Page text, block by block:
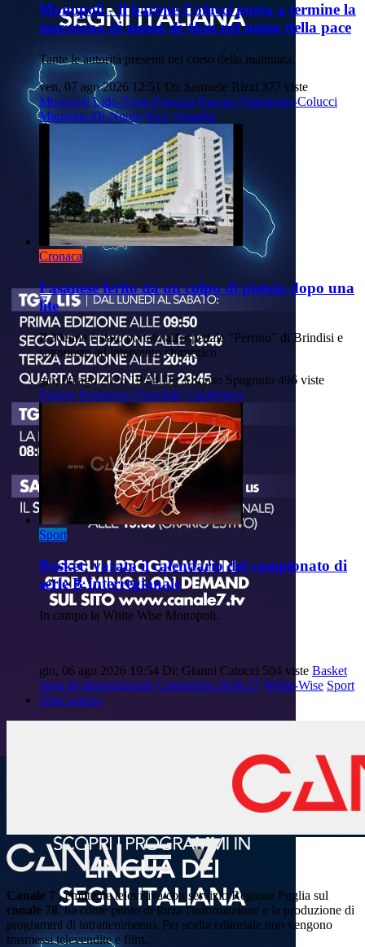
Monopoli - Il barone Colucci porta a termine la
maratona di nuoto di 4km nel nome della pace
Tante le autorità presenti nel corso della mattinata.
ven, 07 ago 2026 12:51 Di: Samuele Rizzi 377 viste
Monopoli Lido-Torre-Egnazia Barone-Vitantonio-Colucci
Maratona-Di-Nuoto Pace Attualità
Cronaca
Fasanese ferito da un colpo di pistola dopo una
lite
Il 30enne è stato portato all'ospedale "Perrino" di Brindisi e
sottoposto ad intervento chirurgico
gio, 06 ago 2026 19:54 Di: Alfonso Spagnulo 496 viste
Fasano Ferimento Ospedale Carabinieri
Sport
Basket: varato il calendario del campionato di
serie B Interregionale
In campo la White Wise Monopoli.
gio, 06 ago 2026 19:54 Di: Gianni Catucci 504 viste Basket
Serie-B-Interregionale Calendario-2026-27 White-Wise Sport
Altre notizie
Canale 7 , emittente televisiva con servizio Regione Puglia sul
canale 78, ha come punto di forza l'informazione e la produzione di
programmi di intrattenimento. Per scelta editoriale non vengono
trasmessi televendite e film.